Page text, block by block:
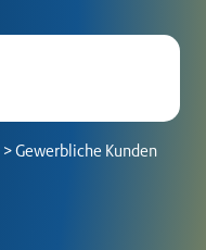
>Gewerbliche Kunden